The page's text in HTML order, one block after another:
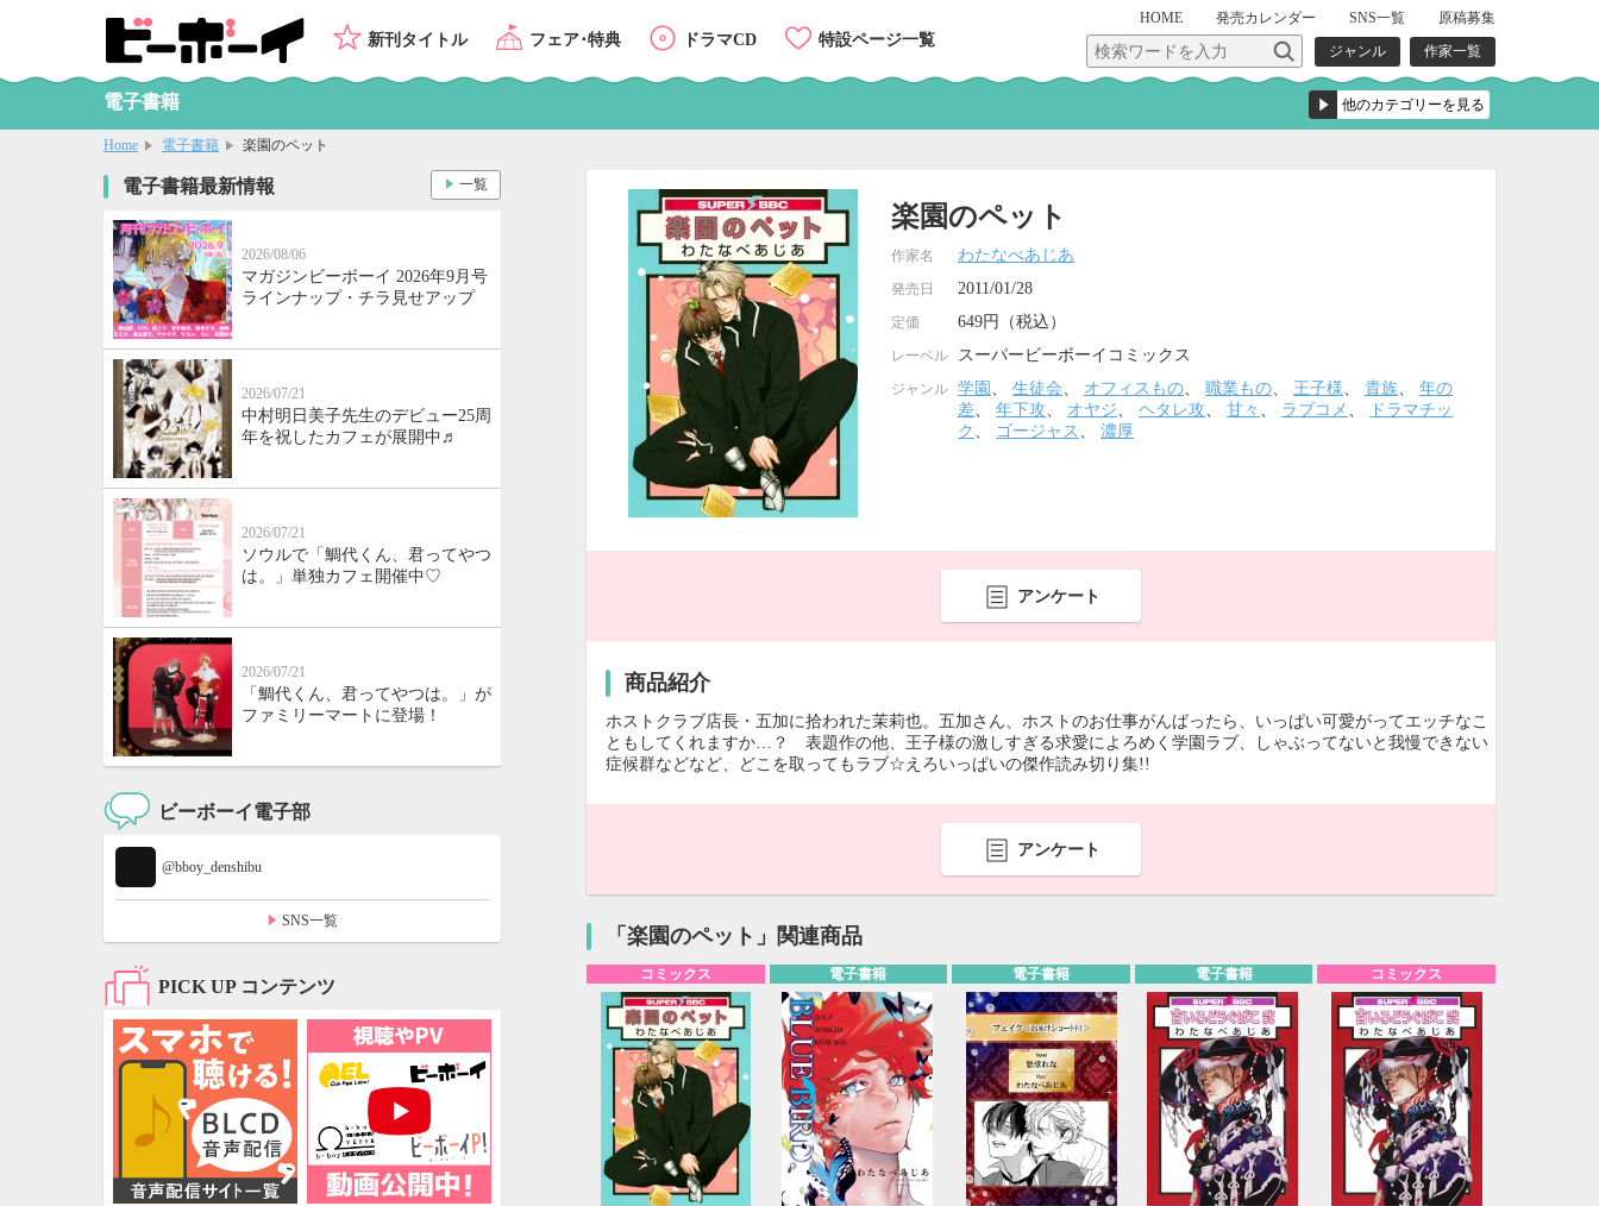
HOME 発売カレンダー SNS一覧
原稿募集
ジャンル
作家一覧
新刊タイトル フェア･特典 ドラマCD 特設ページ一覧
電子書籍
Home 電子書籍 楽園のペット
楽園のペット
作家名 わたなべあじあ
発売日 2011/01/28
定価 649円（税込）
レーベル スーパービーボーイコミックス
ジャンル 学園 、 生徒会、 オフィスもの、 職業もの、 王子様、 貴族、 年の
差、 年下攻、 オヤジ、 ヘタレ攻、 甘々 、 ラブコメ 、
ドラマチッ
ク 、 ゴージャス 、 濃厚
アンケート
商品紹介
ホストクラブ店長・五加に拾われた茉莉也。五加さん、ホストのお仕事がんばったら、いっぱい可愛がってエッチなこ
ともしてくれますか…？ 表題作の他、王子様の激しすぎる求愛によろめく学園ラブ、しゃぶってないと我慢できない
症候群などなど、どこを取ってもラブ☆えろいっぱいの傑作読み切り集!!
アンケート
「楽園のペット」関連商品
コミックス 電子書籍 電子書籍 電子書籍 コミックス
電子書籍最新情報
2026/08/06
マガジンビーボーイ 2026年9月号
ラインナップ・チラ見せアップ
2026/07/21
中村明日美子先生のデビュー25周
年を祝したカフェが展開中♬
2026/07/21
ソウルで「鯛代くん、君ってやつ
は。」単独カフェ開催中♡
2026/07/21
「鯛代くん、君ってやつは。」が
ファミリーマートに登場！
一覧
ビーボーイ電子部
@bboy_denshibu
SNS一覧
PICK UP コンテンツ